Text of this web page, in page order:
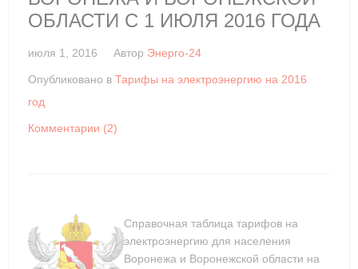
ОБЛАСТИ С 1 ИЮЛЯ 2016 ГОДА
июля 1, 2016 Автор Энерго-24
Опубликовано в Тарифы на электроэнергию на 2016
год
Комментарии (2)
Справочная таблица тарифов на
электроэнергию для населения
Воронежа и Воронежской области на